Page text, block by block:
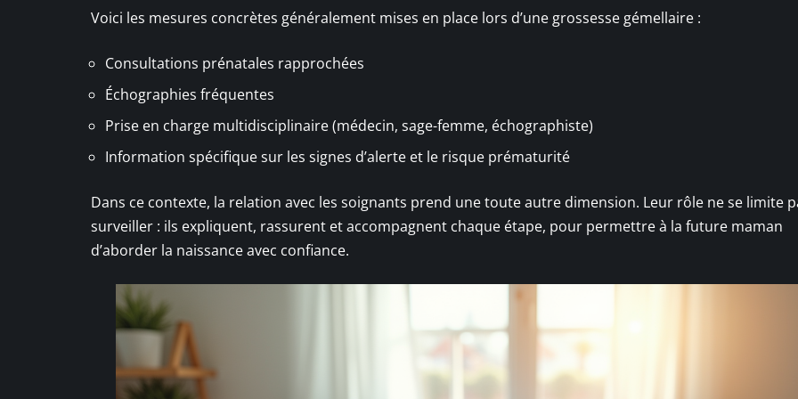
Voici les mesures concrètes généralement mises en place lors d’une grossesse gémellaire :
Consultations prénatales rapprochées
Échographies fréquentes
Prise en charge multidisciplinaire (médecin, sage-femme, échographiste)
Information spécifique sur les signes d’alerte et le risque prématurité
Dans ce contexte, la relation avec les soignants prend une toute autre dimension. Leur rôle ne se limite
surveiller : ils expliquent, rassurent et accompagnent chaque étape, pour permettre à la future maman
d’aborder la naissance avec confiance.